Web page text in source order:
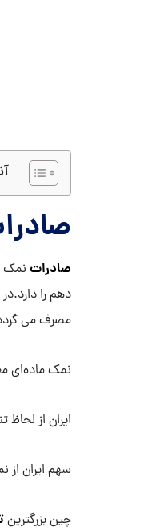
صادرات
صادرات نمک
مصرف می
نمک ماده‌ای
ایران از لحاظ تنوع
سهم ایران از نمک
چین بزرگترین